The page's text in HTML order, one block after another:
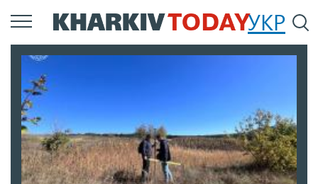
Перейти
к
УКР